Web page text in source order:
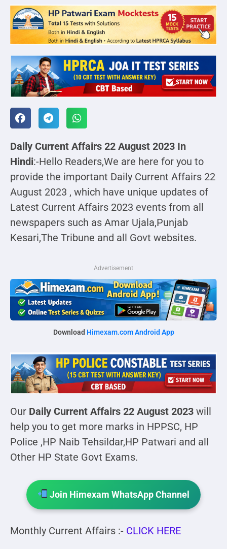
Daily Current Affairs 22 August 2023 In
Hindi:-Hello Readers,We are here for you to
provide the important Daily Current Affairs 22
August 2023 , which have unique updates of
Latest Current Affairs 2023 events from all
newspapers such as Amar Ujala,Punjab
Kesari,The Tribune and all Govt websites.
Advertisement
Download Himexam.com Android App
Our Daily Current Affairs 22 August 2023 will
help you to get more marks in HPPSC, HP
Police ,HP Naib Tehsildar,HP Patwari and all
Other HP State Govt Exams.
Join Himexam WhatsApp Channel
Monthly Current Affairs :- CLICK HERE